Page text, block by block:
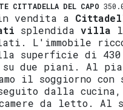
CITTADELLA DEL CAPO
in vendita a
splendida villa
L'immobile
superficie di 430
due piani. Al
il soggiorno con
dalla cucina,
da letto. Al